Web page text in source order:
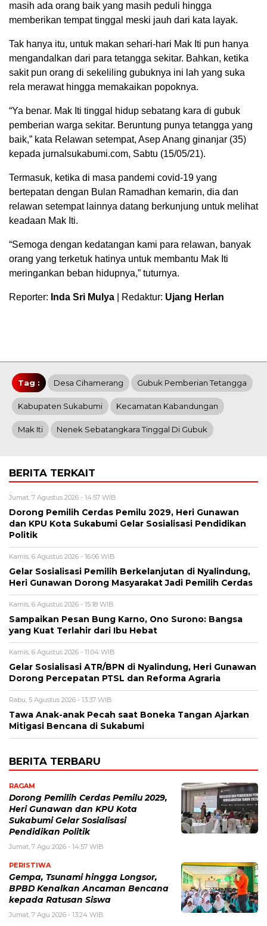
masih ada orang baik yang masih peduli hingga
memberikan tempat tinggal meski jauh dari kata layak.
Tak hanya itu, untuk makan sehari-hari Mak Iti pun hanya
mengandalkan dari para tetangga sekitar. Bahkan, ketika
sakit pun orang di sekeliling gubuknya ini lah yang suka
rela merawat hingga memakaikan popoknya.
“Ya benar. Mak Iti tinggal hidup sebatang kara di gubuk
pemberian warga sekitar. Beruntung punya tetangga yang
baik,” kata Relawan setempat, Asep Anang ginanjar (35)
kepada jurnalsukabumi.com, Sabtu (15/05/21).
Termasuk, ketika di masa pandemi covid-19 yang
bertepatan dengan Bulan Ramadhan kemarin, dia dan
relawan setempat lainnya datang berkunjung untuk melihat
keadaan Mak Iti.
“Semoga dengan kedatangan kami para relawan, banyak
orang yang terketuk hatinya untuk membantu Mak Iti
meringankan beban hidupnya,” tuturnya.
Reporter: Inda Sri Mulya | Redaktur: Ujang Herlan
Tag : Desa Cihamerang Gubuk Pemberian Tetangga
Kabupaten Sukabumi Kecamatan Kabandungan
Mak Iti Nenek Sebatangkara Tinggal Di Gubuk
BERITA TERKAIT
Jumat, 7 Agustus 2026 - 14:57 WIB
Dorong Pemilih Cerdas Pemilu 2029, Heri Gunawan
dan KPU Kota Sukabumi Gelar Sosialisasi Pendidikan
Politik
Kamis, 6 Agustus 2026 - 16:06 WIB
Gelar Sosialisasi Pemilih Berkelanjutan di Nyalindung,
Heri Gunawan Dorong Masyarakat Jadi Pemilih Cerdas
Kamis, 6 Agustus 2026 - 15:18 WIB
Sampaikan Pesan Bung Karno, Ono Surono: Bangsa
yang Kuat Terlahir dari Ibu Hebat
Kamis, 6 Agustus 2026 - 11:04 WIB
Gelar Sosialisasi ATR/BPN di Nyalindung, Heri Gunawan
Dorong Percepatan PTSL dan Reforma Agraria
Rabu, 5 Agustus 2026 - 13:37 WIB
Tawa Anak-anak Pecah saat Boneka Tangan Ajarkan
Mitigasi Bencana di Sukabumi
BERITA TERBARU
RAGAM
Dorong Pemilih Cerdas Pemilu 2029,
Heri Gunawan dan KPU Kota
Sukabumi Gelar Sosialisasi
Pendidikan Politik
Jumat, 7 Agu 2026 - 14:57 WIB
PERISTIWA
Gempa, Tsunami hingga Longsor,
BPBD Kenalkan Ancaman Bencana
kepada Ratusan Siswa
Jumat, 7 Agu 2026 - 13:24 WIB